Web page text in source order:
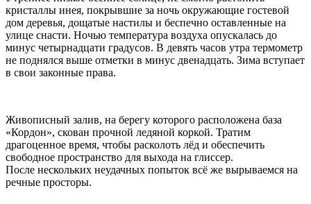
кристаллы инея, покрывшие за ночь окружающие гостевой
дом деревья, дощатые настилы и беспечно оставленные на
улице снасти. Ночью температура воздуха опускалась до
минус четырнадцати градусов. В девять часов утра термометр
не поднялся выше отметки в минус двенадцать. Зима вступает
в свои законные права.
Живописный залив, на берегу которого расположена база
«Кордон», скован прочной ледяной коркой. Тратим
драгоценное время, чтобы расколоть лёд и обеспечить
свободное пространство для выхода на глиссер.
После нескольких неудачных попыток всё же вырываемся на
речные просторы.